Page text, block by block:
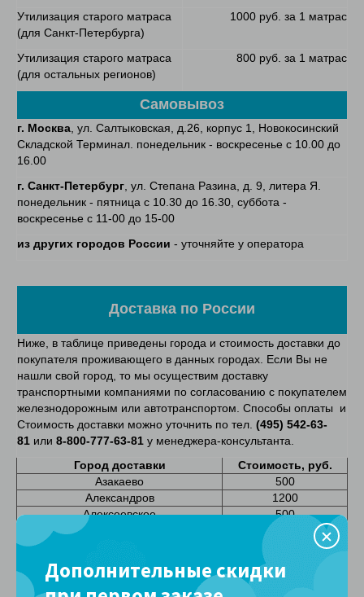
Утилизация старого матраса
(для Санкт-Петербурга)
1000 руб. за 1 матрас
Утилизация старого матраса
(для остальных регионов)
800 руб. за 1 матрас
Самовывоз
г. Москва , ул. Салтыковская, д.26, корпус 1, Новокосинский
Складской Терминал. понедельник - воскресенье с 10.00 до
16.00
г. Санкт-Петербург , ул. Степана Разина, д. 9, литера Я.
понедельник - пятница с 10.30 до 16.30, суббота -
воскресенье с 11-00 до 15-00
из других городов России - уточняйте у оператора
Доставка по России
Ниже, в таблице приведены города и стоимость доставки до
покупателя проживающего в данных городах. Если Вы не
нашли свой город, то мы осуществим доставку
транспортными компаниями по согласованию с покупателем
железнодорожным или автотранспортом. Способы оплаты и
Стоимость доставки можно уточнить по тел. (495) 542-63-
81 или 8-800-777-63-81 у менеджера-консультанта.
Город доставки
Стоимость, руб.
Азакаево
500
Александров
1200
Алексеевское
500
Архангельск
2450
Дополнительные скидки